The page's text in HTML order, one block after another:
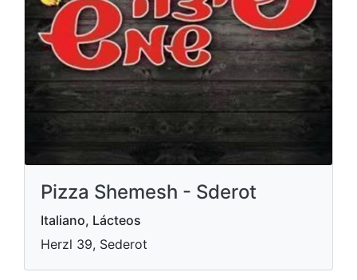
Pizza Shemesh - Sderot
Italiano, Lácteos
Herzl 39, Sederot